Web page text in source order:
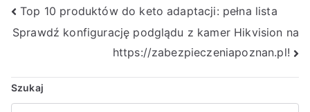
Nawigacja
wpisu
Top 10 produktów do keto adaptacji: pełna lista
Sprawdź konfigurację podglądu z kamer Hikvision na
https://zabezpieczeniapoznan.pl!
Szukaj